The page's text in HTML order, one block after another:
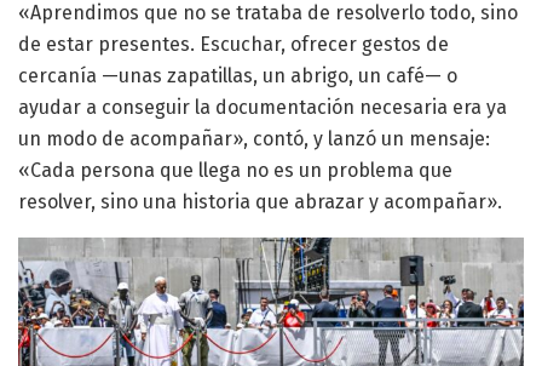
«Aprendimos que no se trataba de resolverlo todo, sino
de estar presentes. Escuchar, ofrecer gestos de
cercanía —unas zapatillas, un abrigo, un café— o
ayudar a conseguir la documentación necesaria era ya
un modo de acompañar», contó, y lanzó un mensaje:
«Cada persona que llega no es un problema que
resolver, sino una historia que abrazar y acompañar».